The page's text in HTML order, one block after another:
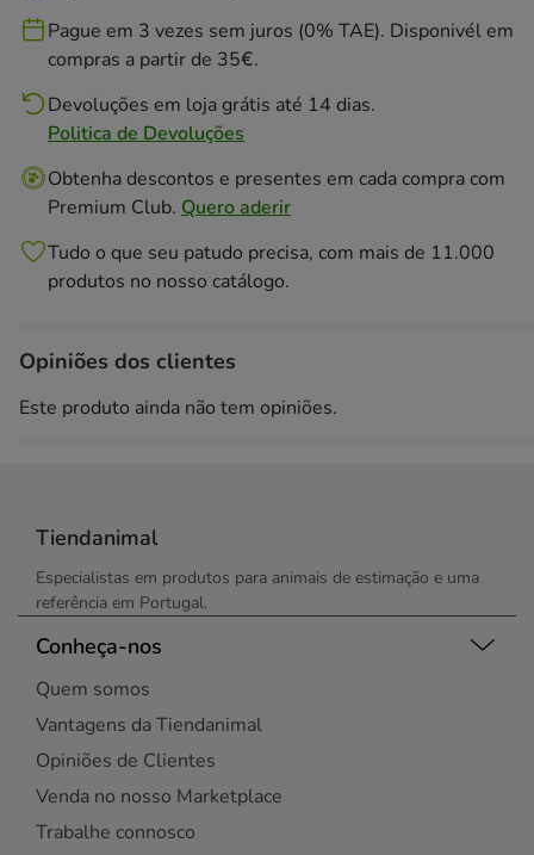
Pague em 3 vezes sem juros (0% TAE). Disponivél em
compras a partir de 35€.
Devoluções em loja grátis até 14 dias.
Politica de Devoluções
Obtenha descontos e presentes em cada compra com
Premium Club. Quero aderir
Tudo o que seu patudo precisa, com mais de 11.000
produtos no nosso catálogo.
Opiniões dos clientes
Este produto ainda não tem opiniões.
Tiendanimal
Especialistas em produtos para animais de estimação e uma
referência em Portugal.
Conheça-nos
Quem somos
Vantagens da Tiendanimal
Opiniões de Clientes
Venda no nosso Marketplace
Trabalhe connosco